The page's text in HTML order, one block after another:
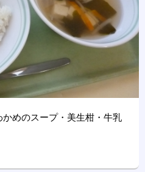
かめのスープ・美生柑・牛乳